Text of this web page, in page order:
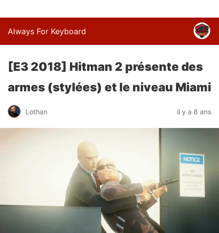
Always For Keyboard
[E3 2018] Hitman 2 présente des
armes (stylées) et le niveau Miami
Lothan il y a 8 ans